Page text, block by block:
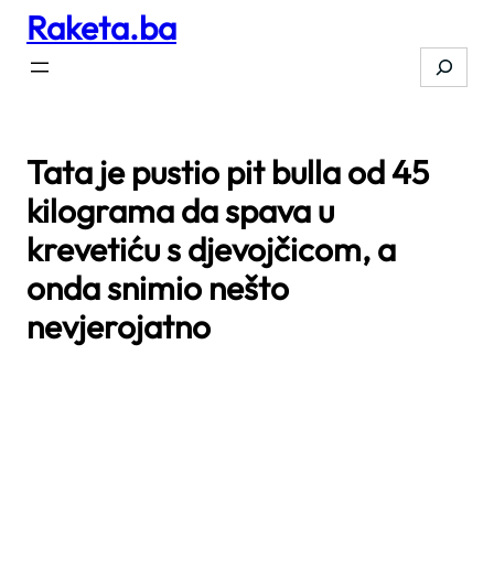
Skip
content
Raketa.ba
Search
Tata je pustio pit bulla od 45
kilograma da spava u
krevetiću s djevojčicom, a
onda snimio nešto
nevjerojatno